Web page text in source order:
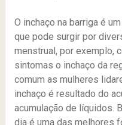
O inchaço na barriga é
que pode surgir por
menstrual, por exemplo,
sintomas o inchaço da
comum as mulheres
inchaço é resultado do
acumulação de líquidos.
dia é uma das melhores